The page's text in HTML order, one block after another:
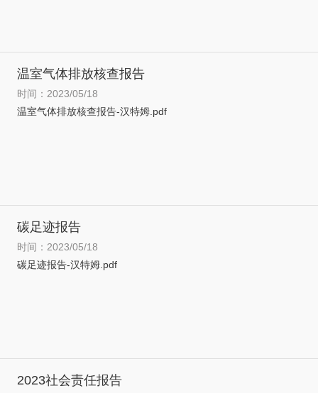
温室气体排放核查报告
时间：2023/05/18
温室气体排放核查报告-汉特姆.pdf
碳足迹报告
时间：2023/05/18
碳足迹报告-汉特姆.pdf
2023社会责任报告